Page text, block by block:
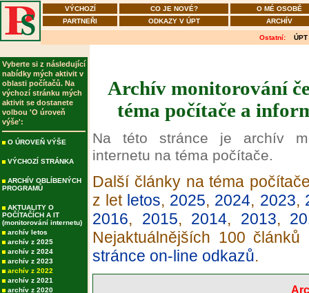
VÝCHOZÍ CO JE NOVÉ?
O MÉ OSOBĚ
PARTNEŘI
ODKAZY V ÚPT ARCHÍV
Ostatní: ÚPT
Vyberte si z následující
nabídky mých aktivit v
oblasti počítačů. Na
výchozí stránku mých
aktivit se dostanete
volbou 'O úroveň
výše':
O ÚROVEŇ VÝŠE
VÝCHOZÍ STRÁNKA
ARCHÍV OBLÍBENÝCH
PROGRAMŮ
AKTUALITY O
POČÍTAČÍCH A IT
(monitorování internetu)
archív letos
archív z 2025
archív z 2024
archív z 2023
archív z 2022
archív z 2021
archív z 2020
Archív monitorování
téma počítače a
Na této stránce je archív
internetu na téma počítače.
Další články na téma
z let letos, 2025, 2024, 2023,
2016, 2015, 2014, 2013,
Nejaktuálnějších 100
stránce on-line odkazů.